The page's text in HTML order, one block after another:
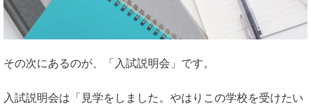
その次にあるのが、「入試説明会」です。
入試説明会は「見学をしました。やはりこの学校を受けたい